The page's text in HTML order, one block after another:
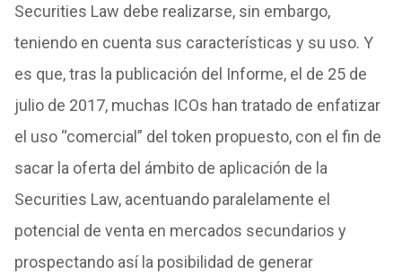
Securities Law debe realizarse, sin embargo,
teniendo en cuenta sus características y su uso. Y
es que, tras la publicación del Informe, el de 25 de
julio de 2017, muchas ICOs han tratado de enfatizar
el uso “comercial” del token propuesto, con el fin de
sacar la oferta del ámbito de aplicación de la
Securities Law, acentuando paralelamente el
potencial de venta en mercados secundarios y
prospectando así la posibilidad de generar